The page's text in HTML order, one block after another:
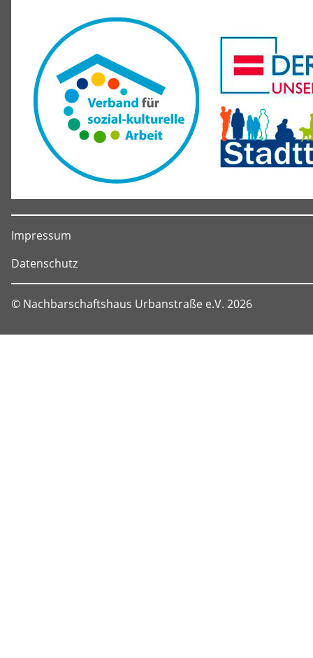
Impressum
Datenschutz
© Nachbarschaftshaus Urbanstraße e.V. 2026